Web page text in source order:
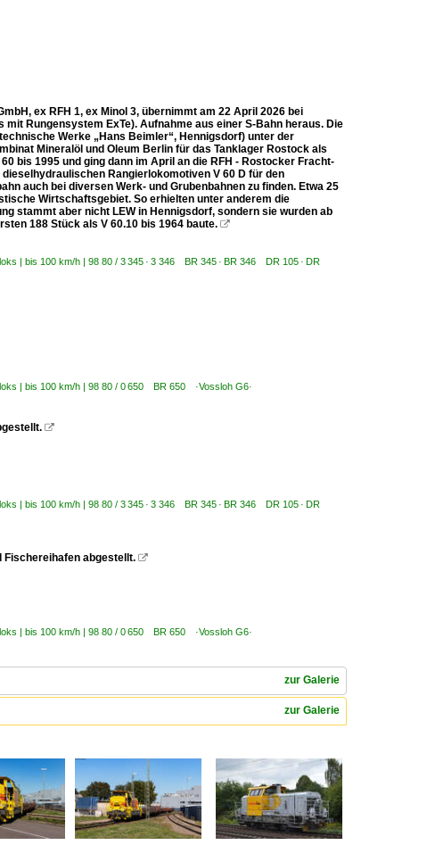
ex RFH 1, ex Minol 3, übernimmt am 22 April 2026 bei
mit Rungensystem ExTe). Aufnahme aus einer S-Bahn heraus. Die
Werke „Hans Beimler“, Hennigsdorf) unter der
Mineralöl und Oleum Berlin für das Tanklager Rostock als
bis 1995 und ging dann im April an die RFH - Rostocker Fracht-
Rangierlokomotiven V 60 D für den
auch bei diversen Werk- und Grubenbahnen zu finden. Etwa 25
Wirtschaftsgebiet. So erhielten unter anderem die
stammt aber nicht LEW in Hennigsdorf, sondern sie wurden ab
188 Stück als V 60.10 bis 1964 baute. 
| bis 100 km/h | 98 80 / 3 345 · 3 346 BR 345 · BR 346 DR 105 · DR
| bis 100 km/h | 98 80 / 0 650 BR 650 ·Vossloh G6·

| bis 100 km/h | 98 80 / 3 345 · 3 346 BR 345 · BR 346 DR 105 · DR
Fischereihafen abgestellt. 
| bis 100 km/h | 98 80 / 0 650 BR 650 ·Vossloh G6·
zur Galerie
zur Galerie